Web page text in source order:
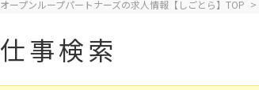
オープンループパートナーズの求人情報【しごとら】TOP
仕事検索